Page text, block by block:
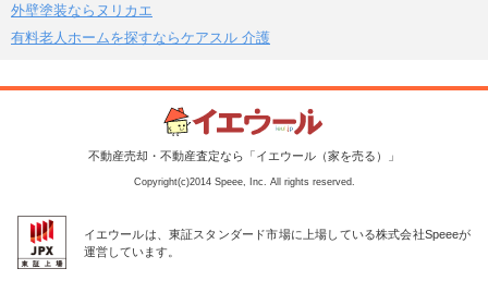
外壁塗装ならヌリカエ
有料老人ホームを探すならケアスル 介護
不動産売却・不動産査定なら「イエウール（家を売る）」
Copyright(c)2014 Speee, Inc. All rights reserved.
イエウールは、東証スタンダード市場に上場している株式会社Speeeが
運営しています。